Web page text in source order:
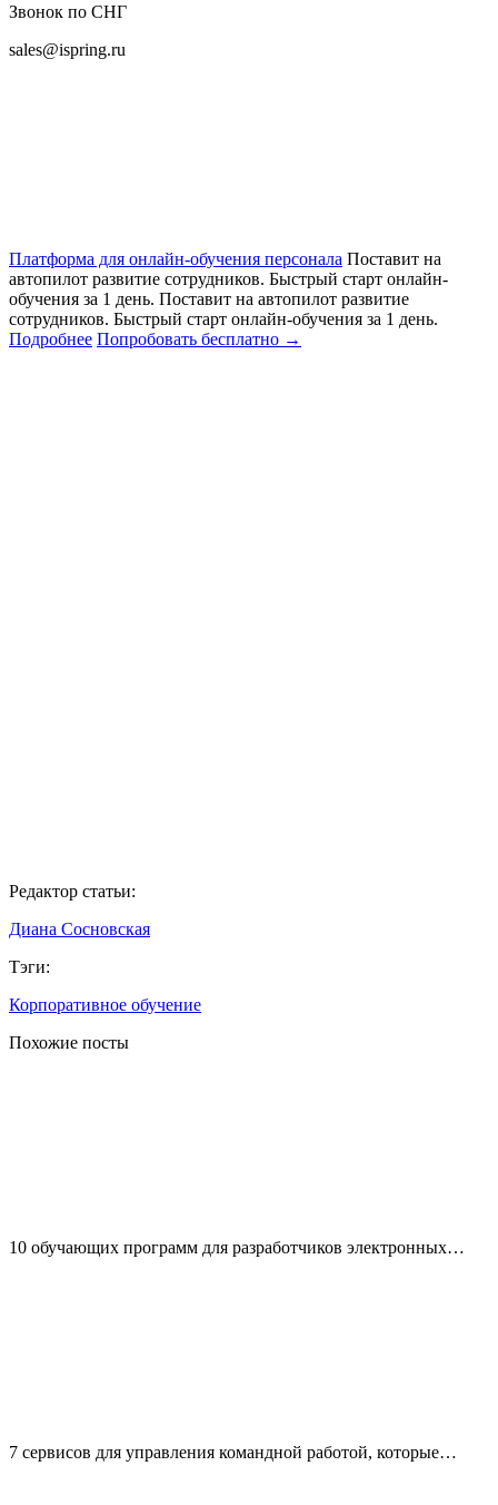
Звонок по СНГ
sales@ispring.ru
Платформа для онлайн-обучения персонала Поставит на
автопилот развитие сотрудников. Быстрый старт онлайн‑
обучения за 1 день. Поставит на автопилот развитие
сотрудников. Быстрый старт онлайн‑обучения за 1 день.
Подробнее Попробовать бесплатно →
Редактор статьи:
Диана Сосновская
Тэги:
Корпоративное обучение
Похожие посты
10 обучающих программ для разработчиков электронных…
7 сервисов для управления командной работой, которые…